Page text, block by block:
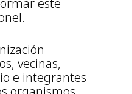
vecinas,
e integrantes